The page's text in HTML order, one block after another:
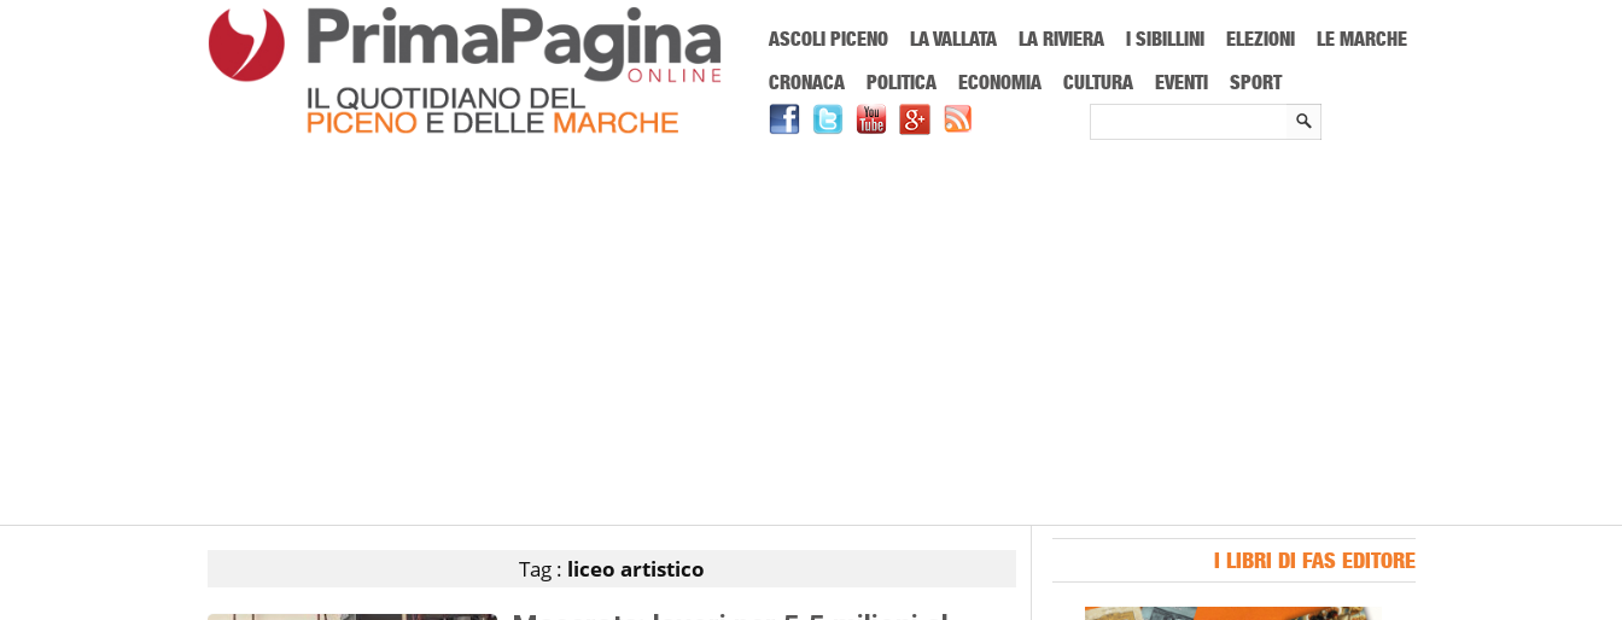
ASCOLI PICENO LA VALLATA LA RIVIERA I SIBILLINI ELEZIONI
LE MARCHE
CRONACA
POLITICA ECONOMIA CULTURA EVENTI SPORT
Tag : liceo artistico I LIBRI DI FAS EDITORE